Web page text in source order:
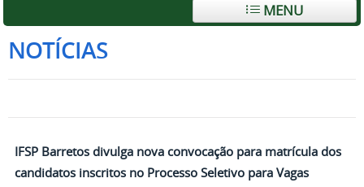
MENU
NOTÍCIAS
IFSP Barretos divulga nova convocação para matrícula dos
candidatos inscritos no Processo Seletivo para Vagas